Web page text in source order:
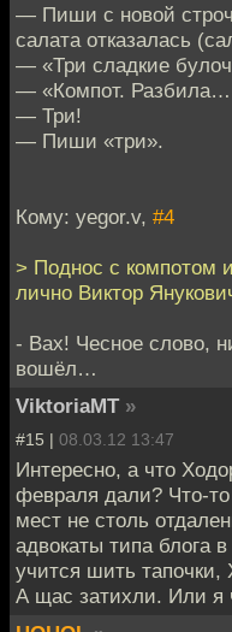
— Пиши с новой
салата отказалась
— «Три сладкие
— «Компот. Разбила…
— Три!
— Пиши «три».
Кому: yegor.v, #4
> Поднос с компотом
лично Виктор
- Вах! Чесное слово,
вошёл…
ViktoriaMT »
#15 | 08.03.12 13:47
Интересно, а что
февраля дали? Что-
мест не столь
адвокаты типа блога
учится шить тапочки,
А щас затихли. Или я